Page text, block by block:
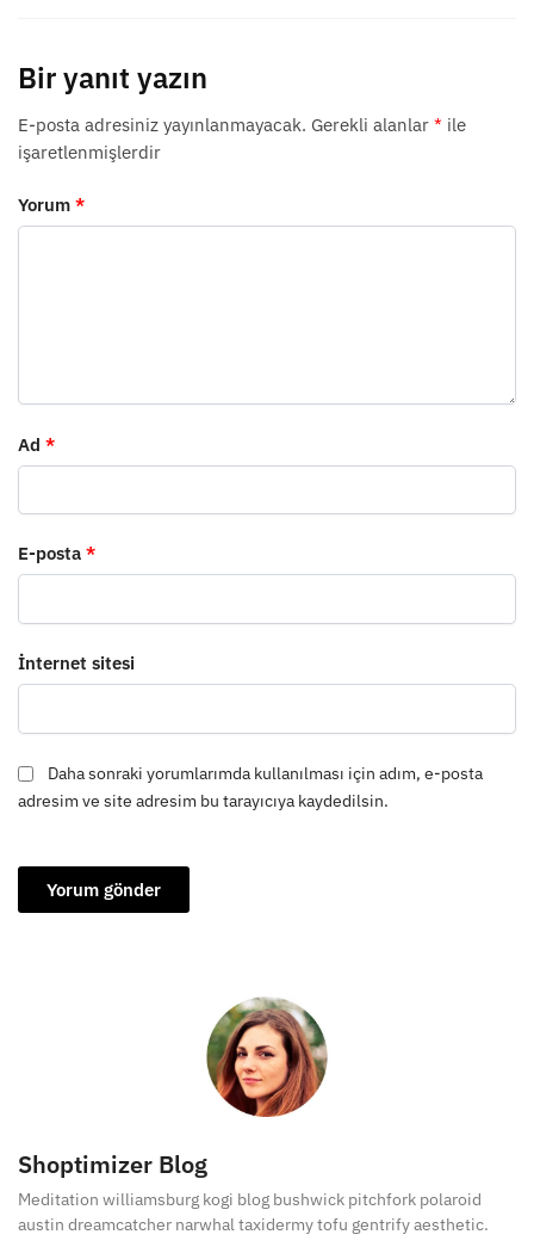
Bir yanıt yazın
E-posta adresiniz yayınlanmayacak. Gerekli alanlar * ile
işaretlenmişlerdir
Yorum *
Ad *
E-posta *
İnternet sitesi
Daha sonraki yorumlarımda kullanılması için adım, e-posta
adresim ve site adresim bu tarayıcıya kaydedilsin.
Shoptimizer Blog
Meditation williamsburg kogi blog bushwick pitchfork polaroid
austin dreamcatcher narwhal taxidermy tofu gentrify aesthetic.